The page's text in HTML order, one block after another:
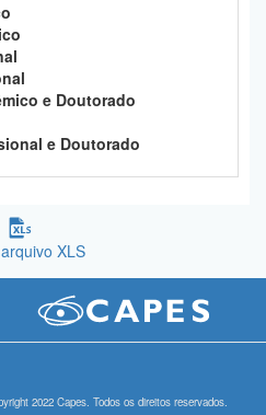
e Doutorado
e Doutorado
XLS
2022 Capes. Todos os direitos reservados.